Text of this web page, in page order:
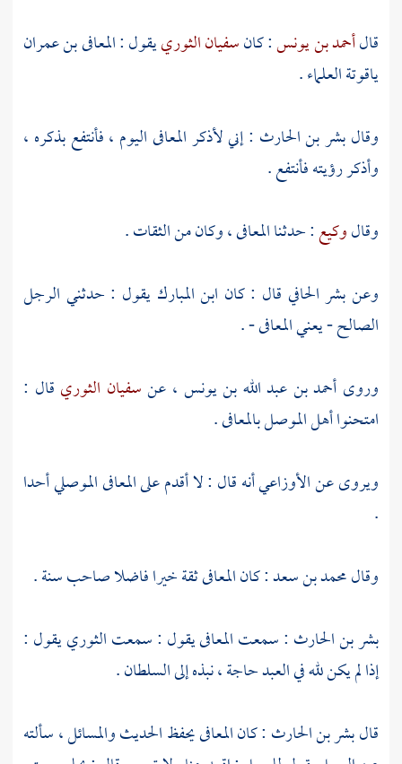
قالأحمد بن يونس: كانسفيان الثورييقول :المعافى بن عمران
ياقوتة العلماء .
وقالبشر بن الحارث : إني لأذكرالمعافىاليوم ، فأنتفع بذكره ،
وأذكر رؤيته فأنتفع .
وقالوكيع: حدثناالمعافى، وكان من الثقات .
وعنبشر الحافي قال : كان ابن المبارك يقول : حدثني الرجل
الصالح - يعنيالمعافى- .
وروى أحمد بن عبد الله بن يونس ، عنسفيان الثوري قال :
امتحنوا أهل الموصلبالمعافى.
ويروى عنالأوزاعيأنه قال : لا أقدم علىالمعافىالموصلي أحدا
.
وقالمحمد بن سعد: كانالمعافىثقة خيرا فاضلا صاحب سنة .
بشر بن الحارث : سمعتالمعافىيقول : سمعتالثورييقول :
إذا لم يكن لله في العبد حاجة ، نبذه إلى السلطان .
قالبشر بن الحارث : كانالمعافىيحفظ الحديث والمسائل ، سألته